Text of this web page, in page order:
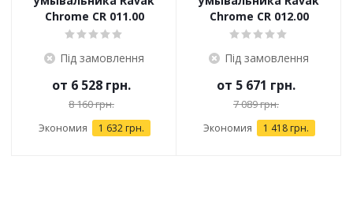
Chrome CR 011.00
Під замовлення
от 6 528 грн.
8 160 грн.
Экономия 1 632 грн.
Chrome CR 012.00
Під замовлення
от 5 671 грн.
7 089 грн.
Экономия 1 418 грн.